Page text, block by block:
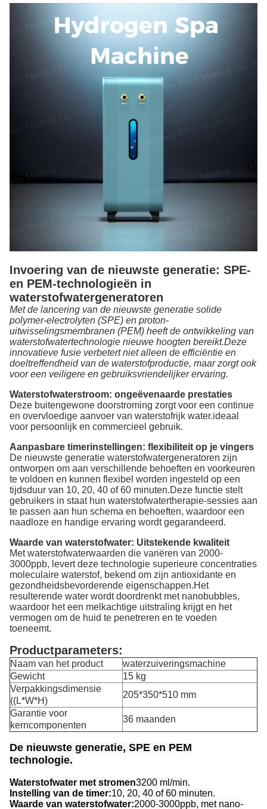
Invoering van de nieuwste generatie: SPE-
en PEM-technologieën in
waterstofwatergeneratoren
Met de lancering van de nieuwste generatie solide
polymer-electrolyten (SPE) en proton-
uitwisselingsmembranen (PEM) heeft de ontwikkeling van
waterstofwatertechnologie nieuwe hoogten bereikt.Deze
innovatieve fusie verbetert niet alleen de efficiëntie en
doeltreffendheid van de waterstofproductie, maar zorgt ook
voor een veiligere en gebruiksvriendelijker ervaring.
Waterstofwaterstroom: ongeëvenaarde prestaties
Deze buitengewone doorstroming zorgt voor een continue
en overvloedige aanvoer van waterstofrijk water.ideaal
voor persoonlijk en commercieel gebruik.
Aanpasbare timerinstellingen: flexibiliteit op je vingers
De nieuwste generatie waterstofwatergeneratoren zijn
ontworpen om aan verschillende behoeften en voorkeuren
te voldoen en kunnen flexibel worden ingesteld op een
tijdsduur van 10, 20, 40 of 60 minuten.Deze functie stelt
gebruikers in staat hun waterstofwatertherapie-sessies aan
te passen aan hun schema en behoeften, waardoor een
naadloze en handige ervaring wordt gegarandeerd.
Waarde van waterstofwater: Uitstekende kwaliteit
Met waterstofwaterwaarden die variëren van 2000-
3000ppb, levert deze technologie superieure concentraties
moleculaire waterstof, bekend om zijn antioxidante en
gezondheidsbevorderende eigenschappen.Het
resulterende water wordt doordrenkt met nanobubbles,
waardoor het een melkachtige uitstraling krijgt en het
vermogen om de huid te penetreren en te voeden
toeneemt.
Productparameters:
Naam van het product
waterzuiveringsmachine
Gewicht
15 kg
Verpakkingsdimensie
((L*W*H)
205*350*510 mm
Garantie voor
kerncomponenten
36 maanden
De nieuwste generatie, SPE en PEM
technologie.
Waterstofwater met stromen3200 ml/min.
Instelling van de timer:10, 20, 40 of 60 minuten.
Waarde van waterstofwater:2000-3000ppb, met nano-